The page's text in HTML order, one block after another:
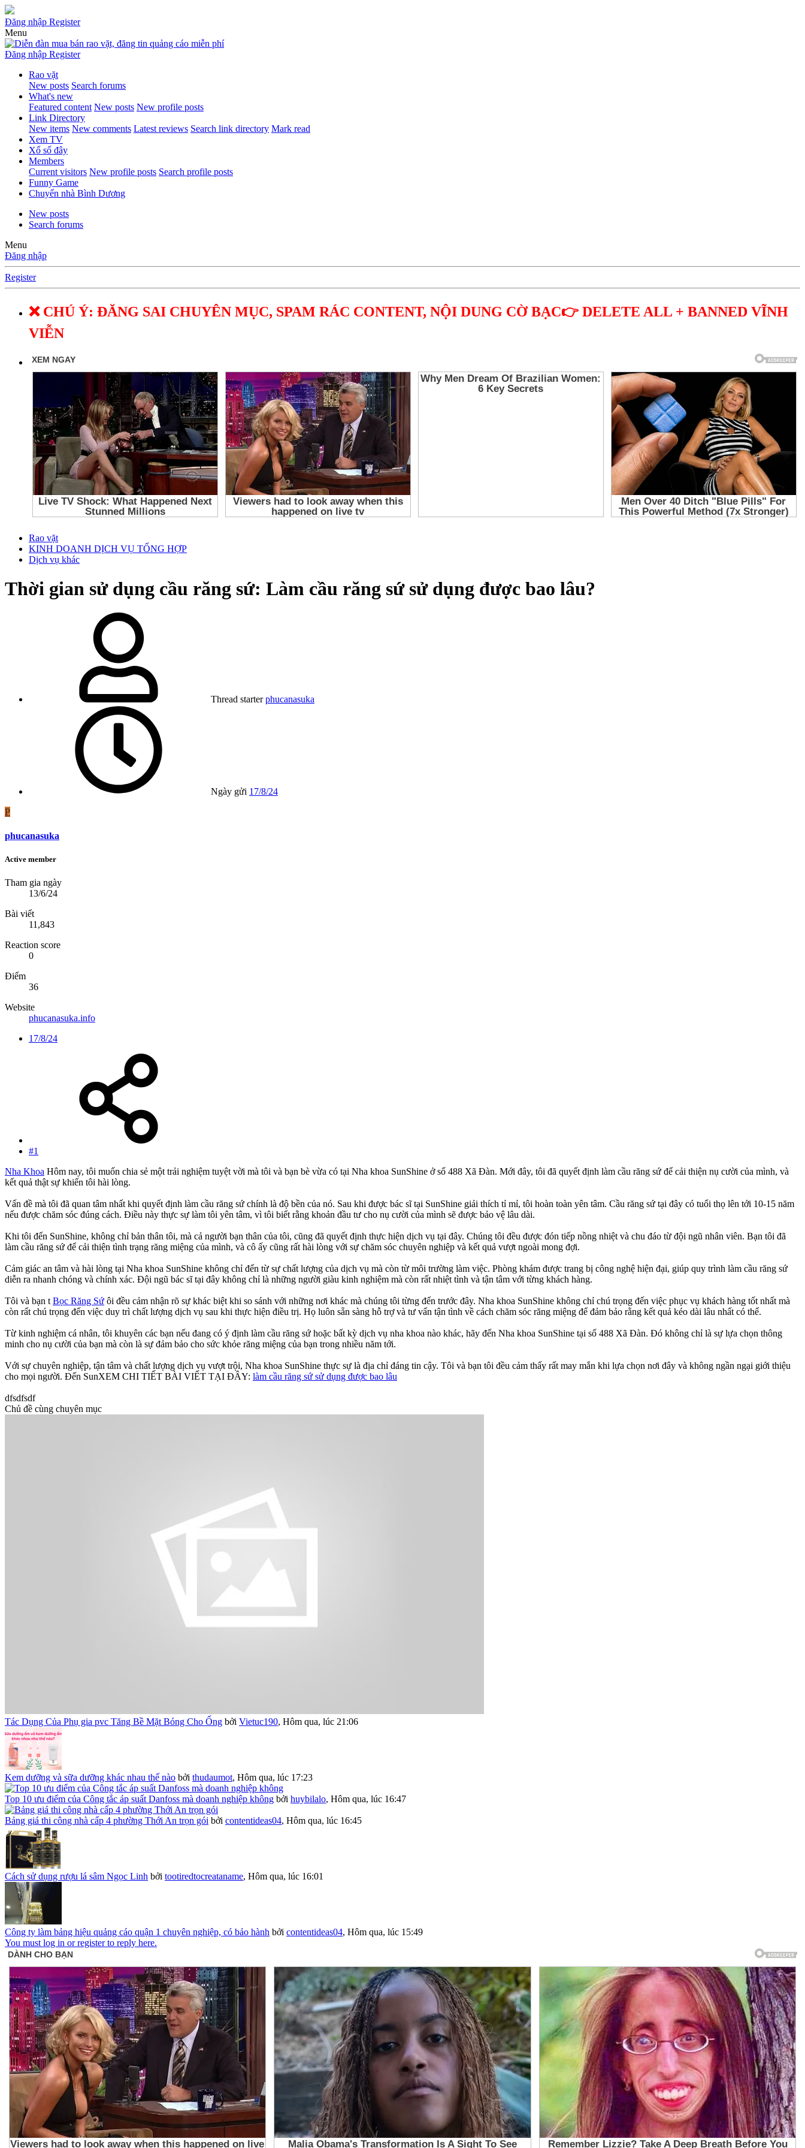
Đăng nhập Register
Menu
Đăng nhập Register
Rao vặt
New posts Search forums
What's new
Featured content New posts New profile posts
Link Directory
New items New comments Latest reviews Search link directory Mark read
Xem TV
Xổ số đây
Members
Current visitors New profile posts Search profile posts
Funny Game
Chuyển nhà Bình Dương
New posts
Search forums
Menu
Đăng nhập
Register
❌ CHÚ Ý: ĐĂNG SAI CHUYÊN MỤC, SPAM RÁC CONTENT, NỘI DUNG CỜ BẠC👉 DELETE ALL + BANNED VĨNH
VIỄN
Rao vặt
KINH DOANH DỊCH VỤ TỔNG HỢP
Dịch vụ khác
Thời gian sử dụng cầu răng sứ: Làm cầu răng sứ sử dụng được bao lâu?
Thread starter phucanasuka
Ngày gửi 17/8/24
P
phucanasuka
Active member
Tham gia ngày
13/6/24
Bài viết
11,843
Reaction score
0
Điểm
36
Website
phucanasuka.info
17/8/24
#1
Nha Khoa Hôm nay, tôi muốn chia sẻ một trải nghiệm tuyệt vời mà tôi và bạn bè vừa có tại Nha khoa SunShine ở số 488 Xã Đàn. Mới đây, tôi đã quyết định làm cầu răng sứ để cải thiện nụ cười của mình, và
kết quả thật sự khiến tôi hài lòng.
Vấn đề mà tôi đã quan tâm nhất khi quyết định làm cầu răng sứ chính là độ bền của nó. Sau khi được bác sĩ tại SunShine giải thích tỉ mỉ, tôi hoàn toàn yên tâm. Cầu răng sứ tại đây có tuổi thọ lên tới 10-15 năm
nếu được chăm sóc đúng cách. Điều này thực sự làm tôi yên tâm, vì tôi biết rằng khoản đầu tư cho nụ cười của mình sẽ được bảo vệ lâu dài.
Khi tôi đến SunShine, không chỉ bản thân tôi, mà cả người bạn thân của tôi, cũng đã quyết định thực hiện dịch vụ tại đây. Chúng tôi đều được đón tiếp nồng nhiệt và chu đáo từ đội ngũ nhân viên. Bạn tôi đã
làm cầu răng sứ để cải thiện tình trạng răng miệng của mình, và cô ấy cũng rất hài lòng với sự chăm sóc chuyên nghiệp và kết quả vượt ngoài mong đợi.
Cảm giác an tâm và hài lòng tại Nha khoa SunShine không chỉ đến từ sự chất lượng của dịch vụ mà còn từ môi trường làm việc. Phòng khám được trang bị công nghệ hiện đại, giúp quy trình làm cầu răng sứ
diễn ra nhanh chóng và chính xác. Đội ngũ bác sĩ tại đây không chỉ là những người giàu kinh nghiệm mà còn rất nhiệt tình và tận tâm với từng khách hàng.
Tôi và bạn t Bọc Răng Sứ ôi đều cảm nhận rõ sự khác biệt khi so sánh với những nơi khác mà chúng tôi từng đến trước đây. Nha khoa SunShine không chỉ chú trọng đến việc phục vụ khách hàng tốt nhất mà
còn rất chú trọng đến việc duy trì chất lượng dịch vụ sau khi thực hiện điều trị. Họ luôn sẵn sàng hỗ trợ và tư vấn tận tình về cách chăm sóc răng miệng để đảm bảo rằng kết quả kéo dài lâu nhất có thể.
Từ kinh nghiệm cá nhân, tôi khuyên các bạn nếu đang có ý định làm cầu răng sứ hoặc bất kỳ dịch vụ nha khoa nào khác, hãy đến Nha khoa SunShine tại số 488 Xã Đàn. Đó không chỉ là sự lựa chọn thông
minh cho nụ cười của bạn mà còn là sự đảm bảo cho sức khỏe răng miệng của bạn trong nhiều năm tới.
Với sự chuyên nghiệp, tận tâm và chất lượng dịch vụ vượt trội, Nha khoa SunShine thực sự là địa chỉ đáng tin cậy. Tôi và bạn tôi đều cảm thấy rất may mắn khi lựa chọn nơi đây và không ngần ngại giới thiệu
cho mọi người. Đến SunXEM CHI TIẾT BÀI VIẾT TẠI ĐÂY: làm cầu răng sứ sử dụng được bao lâu
dfsdfsdf
Chủ đề cùng chuyên mục
Tác Dụng Của Phụ gia pvc Tăng Bề Mặt Bóng Cho Ống bởi Vietuc190, Hôm qua, lúc 21:06
Kem dưỡng và sữa dưỡng khác nhau thế nào bởi thudaumot, Hôm qua, lúc 17:23
Top 10 ưu điểm của Công tắc áp suất Danfoss mà doanh nghiệp không bởi huybilalo, Hôm qua, lúc 16:47
Bảng giá thi công nhà cấp 4 phường Thới An trọn gói bởi contentideas04, Hôm qua, lúc 16:45
Cách sử dụng rượu lá sâm Ngọc Linh bởi tootiredtocreataname, Hôm qua, lúc 16:01
Công ty làm bảng hiệu quảng cáo quận 1 chuyên nghiệp, có bảo hành bởi contentideas04, Hôm qua, lúc 15:49
You must log in or register to reply here.